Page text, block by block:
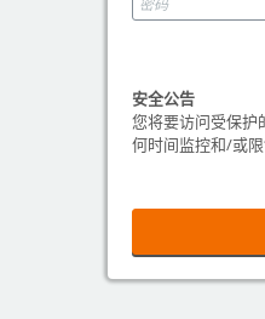
安全公告
您将要访问受保护
何时间监控和/或